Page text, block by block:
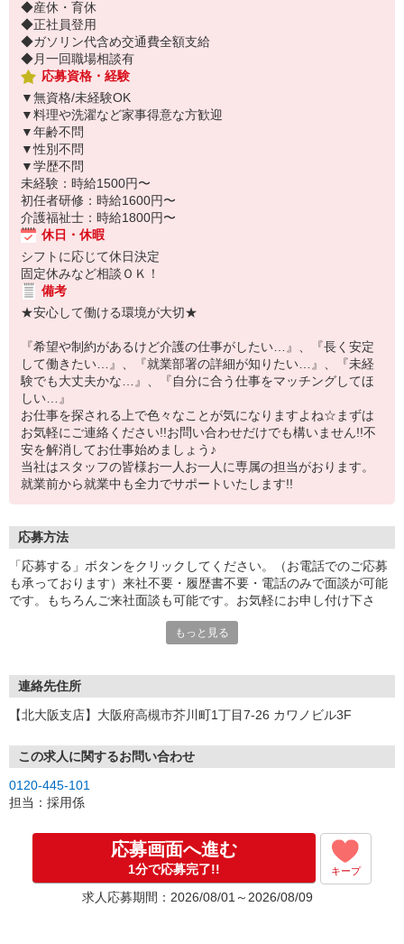
◆産休・育休
◆正社員登用
◆ガソリン代含め交通費全額支給
◆月一回職場相談有
応募資格・経験
▼無資格/未経験OK
▼料理や洗濯など家事得意な方歓迎
▼年齢不問
▼性別不問
▼学歴不問
未経験：時給1500円〜
初任者研修：時給1600円〜
介護福祉士：時給1800円〜
休日・休暇
シフトに応じて休日決定
固定休みなど相談ＯＫ！
備考
★安心して働ける環境が大切★
『希望や制約があるけど介護の仕事がしたい…』、『長く安定
して働きたい…』、『就業部署の詳細が知りたい…』、『未経
験でも大丈夫かな…』、『自分に合う仕事をマッチングしてほ
しい…』
お仕事を探される上で色々なことが気になりますよね☆まずは
お気軽にご連絡ください!!お問い合わせだけでも構いません!!不
安を解消してお仕事始めましょう♪
当社はスタッフの皆様お一人お一人に専属の担当がおります。
就業前から就業中も全力でサポートいたします!!
応募方法
「応募する」ボタンをクリックしてください。（お電話でのご応募
も承っております）来社不要・履歴書不要・電話のみで面談が可能
です。もちろんご来社面談も可能です。お気軽にお申し付け下さ
もっと見る
連絡先住所
【北大阪支店】大阪府高槻市芥川町1丁目7-26 カワノビル3F
この求人に関するお問い合わせ
0120-445-101
担当：採用係
応募画面へ進む
1分で応募完了!! キープ
求人応募期間：2026/08/01～2026/08/09